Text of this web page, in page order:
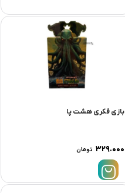
بازی فکری هشت پا
۳۲۹.۰۰۰ تومان